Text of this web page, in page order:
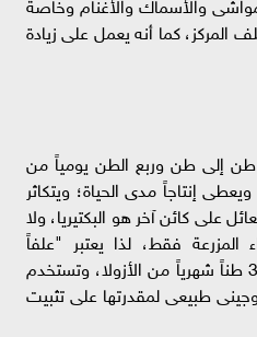
50 % من العلف المركز، كما أنه يعمل على زيادة
إلى طن وربع الطن يومياً من
إنتاجاً مدى الحياة؛ ويتكاثر
على كائن آخر هو البكتيريا، ولا
فقط، لذا يعتبر "علفاً
مجانياً"، وينتج الفدان الواحد 30 طناً شهرياً من الأزولا، وتستخدم
طبيعى لمقدرتها على تثبيت